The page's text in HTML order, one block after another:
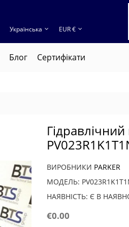
Українська EUR €
Блог Cертифікати
ВИРОБНИКИ PARKER
МОДЕЛЬ:
НАЯВНІСТЬ: Є В
€0.00